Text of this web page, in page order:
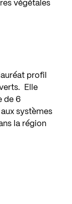
végétales
profil
Elle
de 6
systèmes
la région